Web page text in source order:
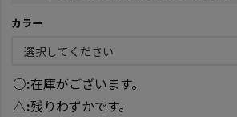
カラー
○ 在庫がございます。
△ 残りわずかです。